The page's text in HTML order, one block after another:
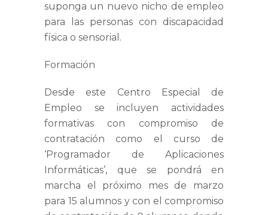
suponga un nuevo nicho de empleo
para las personas con discapacidad
física o sensorial.
Formación
Desde este Centro Especial de
Empleo se incluyen actividades
formativas con compromiso de
contratación como el curso de
‘Programador de Aplicaciones
Informáticas’, que se pondrá en
marcha el próximo mes de marzo
para 15 alumnos y con el compromiso